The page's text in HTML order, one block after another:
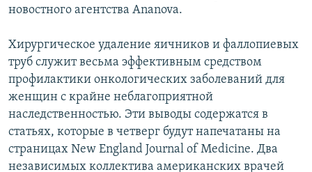
новостного агентства Ananova.
Хирургическое удаление яичников и фаллопиевых
труб служит весьма эффективным средством
профилактики онкологических заболеваний для
женщин с крайне неблагоприятной
наследственностью. Эти выводы содержатся в
статьях, которые в четверг будут напечатаны на
страницах New England Journal of Medicine. Два
независимых коллектива американских врачей